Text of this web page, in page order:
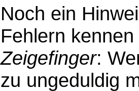
Noch ein
Fehlern
Zeigefinger:
zu ungeduldig